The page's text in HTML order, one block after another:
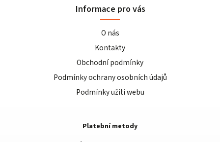
Informace pro vás
O nás
Kontakty
Obchodní podmínky
Podmínky ochrany osobních údajů
Podmínky užití webu
Platební metody